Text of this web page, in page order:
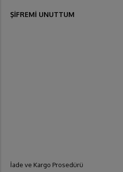
ŞİFREMİ UNUTTUM
İade ve Kargo Prosedürü